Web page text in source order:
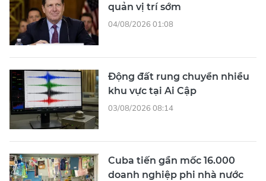
quản vị trí sớm
04/08/2026 01:08
Động đất rung chuyển nhiều
khu vực tại Ai Cập
03/08/2026 08:14
Cuba tiến gần mốc 16.000
doanh nghiệp phi nhà nước